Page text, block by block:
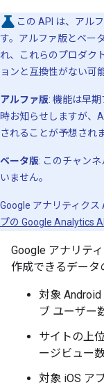
この API は、アル
す。アルファ版とベー
れ、これらのプロダク
ョンと互換性がない可
アルファ版: 機能は早
時お知らせしますが、
されることが予想されま
ベータ版: このチャン
いません。
Google アナリティクス
プの Google Analytics
Google アナリテ
作成できるデータ
対象
ブ ユーザー
サイトの上
ージビュー数
対象 iOS ア